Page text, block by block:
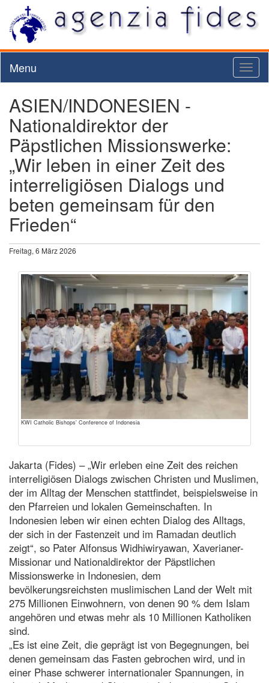
Menu
ASIEN/INDONESIEN -
Nationaldirektor der
Päpstlichen Missionswerke:
„Wir leben in einer Zeit des
interreligiösen Dialogs und
beten gemeinsam für den
Frieden“
Freitag, 6 März 2026
KWI Catholic Bishops' Conference of Indonesia
Jakarta (Fides) – „Wir erleben eine Zeit des reichen
interreligiösen Dialogs zwischen Christen und Muslimen,
der im Alltag der Menschen stattfindet, beispielsweise in
den Pfarreien und lokalen Gemeinschaften. In
Indonesien leben wir einen echten Dialog des Alltags,
der sich in der Fastenzeit und im Ramadan deutlich
zeigt“, so Pater Alfonsus Widhiwiryawan, Xaverianer-
Missionar und Nationaldirektor der Päpstlichen
Missionswerke in Indonesien, dem
bevölkerungsreichsten muslimischen Land der Welt mit
275 Millionen Einwohnern, von denen 90 % dem Islam
angehören und etwas mehr als 10 Millionen Katholiken
sind.
„Es ist eine Zeit, die geprägt ist von Begegnungen, bei
denen gemeinsam das Fasten gebrochen wird, und in
einer Phase schwerer internationaler Spannungen, in